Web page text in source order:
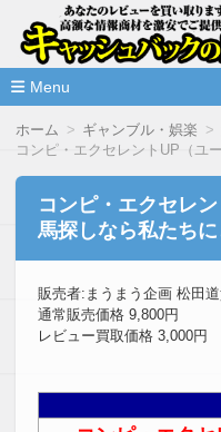
情報商材激
ュバックの殿
高額な情報商材をレビュ
Menu
ホーム ギャンブル・娯楽
コンピ・エクセレントUP（ユ
コンピ・エクセレ
馬探しなら私たちに
販売者:まうまう企画 松田
通常販売価格 9,800円
レビュー買取価格 3,000円